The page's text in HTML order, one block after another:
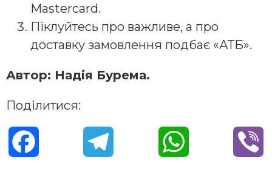
Mastercard.
Піклуйтесь про важливе, а про
доставку замовлення подбає «АТБ».
Автор: Надія Бурема.
Поділитися: